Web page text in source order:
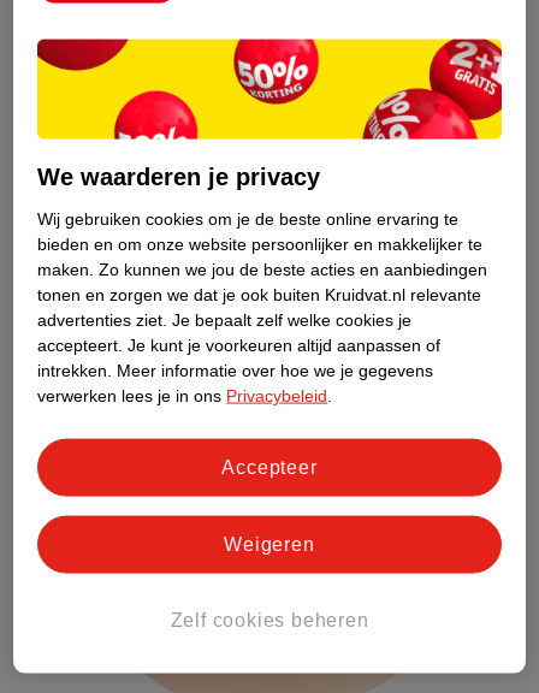
flesvoeding* of vast voedsel. De aanpak verschilt van die bij
oudere kinderen(
Lees alles over obstipatie bij je baby.
Welke laxeermiddelen zijn geschikt voor
kinderen?
Als je kind veel last heeft van verstopping kun je in overleg met
je huisarts eenlaxeermiddel**/*** gebruiken. Kijk goed op de
verpakking en/of in de bijsluiter vanaf welke leeftijd je het
middel mag gebruiken en wat de juiste dosering is.
We waarderen je privacy
Wij gebruiken cookies om je de beste online ervaring te
bieden en om onze website persoonlijker en makkelijker te
maken. Zo kunnen we jou de beste acties en aanbiedingen
tonen en zorgen we dat je ook buiten Kruidvat.nl relevante
advertenties ziet. Je bepaalt zelf welke cookies je
accepteert. Je kunt je voorkeuren altijd aanpassen of
intrekken.
Meer informatie over hoe we je gegevens
verwerken lees je in ons Privacybeleid
Zelf cookies beheren
Weigeren
Accepteer